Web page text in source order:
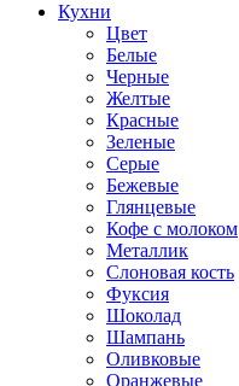
Кухни
Цвет
Белые
Черные
Желтые
Красные
Зеленые
Серые
Бежевые
Глянцевые
Кофе с молоком
Металлик
Слоновая кость
Фуксия
Шоколад
Шампань
Оливковые
Оранжевые